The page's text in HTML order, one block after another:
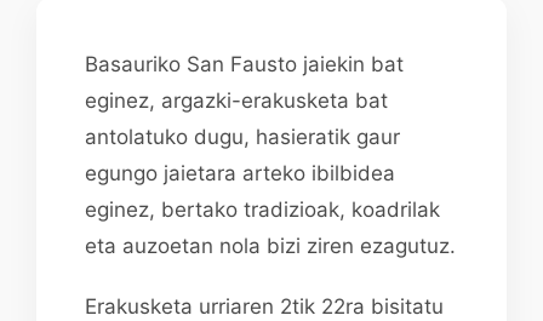
Basauriko San Fausto jaiekin bat
eginez, argazki-erakusketa bat
antolatuko dugu, hasieratik gaur
egungo jaietara arteko ibilbidea
eginez, bertako tradizioak, koadrilak
eta auzoetan nola bizi ziren ezagutuz.
Erakusketa urriaren 2tik 22ra bisitatu